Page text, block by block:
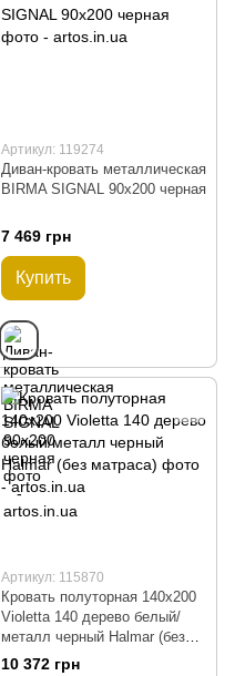
Артикул: 119274
Диван-кровать металлическая
BIRMA SIGNAL 90x200 черная
7 469 грн
Купить
Артикул: 115870
Кровать полуторная 140x200
Violetta 140 дерево белый/
металл черный Halmar (без
матраса)
10 372 грн